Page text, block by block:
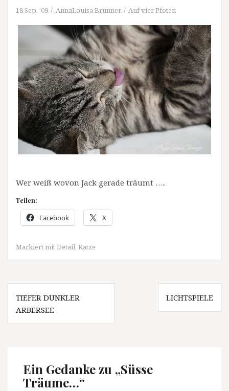
18 Sep. ’09 AnnaLouisa Brunner Auf vier Pfoten
Wer weiß wovon Jack gerade träumt …..
Teilen:
Facebook X
Markiert mitDetail, Katze
Beitragsnavigation
TIEFER DUNKLER
ARBERSEE
LICHTSPIELE
Ein Gedanke zu „Süsse
Träume…“